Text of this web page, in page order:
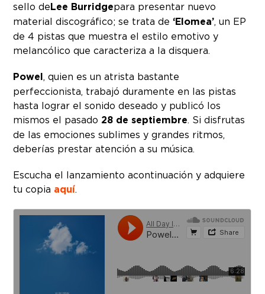
sello deLee Burridgepara presentar nuevo
material discográfico; se trata de ‘Elomea’, un EP
de 4 pistas que muestra el estilo emotivo y
melancólico que caracteriza a la disquera.
Powel, quien es un atrista bastante
perfeccionista, trabajó duramente en las pistas
hasta lograr el sonido deseado y publicó los
mismos el pasado 28 de septiembre. Si disfrutas
de las emociones sublimes y grandes ritmos,
deberías prestar atención a su música.
Escucha el lanzamiento a continuación y adquiere
tu copia aquí.